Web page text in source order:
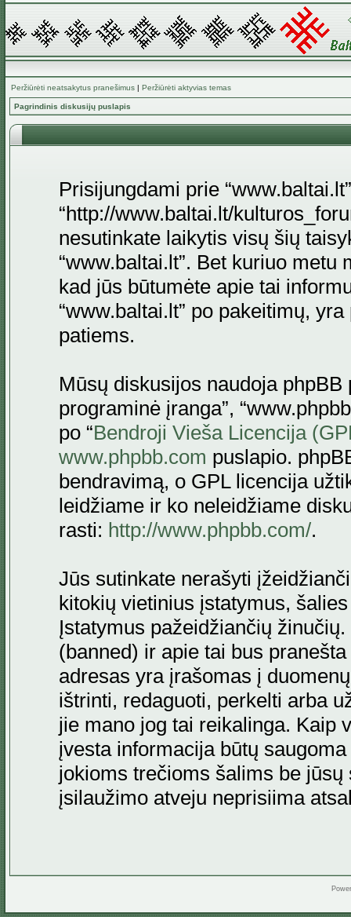
Peržiūrėti neatsakytus pranešimus | Peržiūrėti aktyvias temas
Pagrindinis diskusijų puslapis
Prisijungdami prie
“http://www.baltai.lt/
nesutinkate laikytis visų šių
“www.baltai.lt”. Bet kuriuo
kad jūs būtumėte apie tai
“www.baltai.lt” po pakeitimų,
patiems.
Mūsų diskusijos naudoja phpBB
programinė įranga”,
po “Bendroji Vieša Licencija
www.phpbb.com puslapio.
bendravimą, o GPL licencija
leidžiame ir ko neleidžiame
rasti: http://www.phpbb.com/.
Jūs sutinkate nerašyti
kitokių vietinius įstatymus,
Įstatymus pažeidžiančių
(banned) ir apie tai bus
adresas yra įrašomas į
ištrinti, redaguoti, perkelti arba
jie mano jog tai reikalinga. Kaip
įvesta informacija būtų
jokioms trečioms šalims be jūsų
įsilaužimo atveju neprisiima